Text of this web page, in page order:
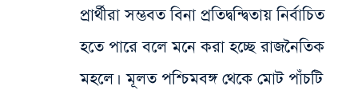
প্রার্থীরা সম্ভবত বিনা প্রতিদ্বন্দ্বিতায় নির্বাচিত
হতে পারে বলে মনে করা হচ্ছে রাজনৈতিক
মহলে। মূলত পশ্চিমবঙ্গ থেকে মোট পাঁচটি